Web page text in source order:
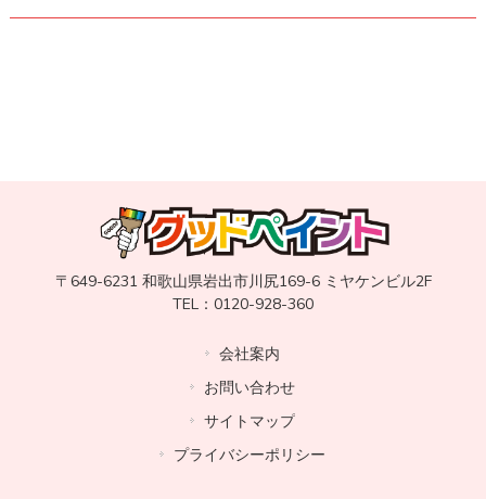
〒649-6231 和歌山県岩出市川尻169-6 ミヤケンビル2F
TEL：0120-928-360
会社案内
お問い合わせ
サイトマップ
プライバシーポリシー